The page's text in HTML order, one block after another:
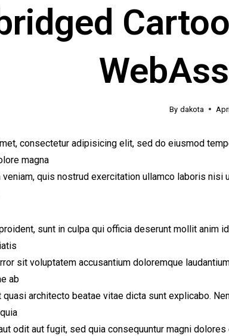
By dakota
consectetur adipisicing elit, sed do eiusmod
magna
veniam, quis nostrud exercitation ullamco laboris nisi
sunt in culpa qui officia deserunt mollit anim
sit voluptatem accusantium doloremque
ab
architecto beatae vitae dicta sunt explicabo.
odit aut fugit, sed quia consequuntur magni dolores